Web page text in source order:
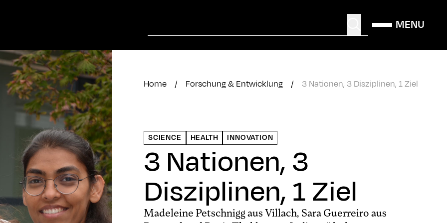
MENU
Home / Forschung & Entwicklung / 3 Nationen, 3 Disziplinen, 1 Ziel
SCIENCE HEALTH INNOVATION
3 Nationen, 3
Disziplinen, 1 Ziel
Madeleine Petschnigg aus Villach, Sara Guerreiro aus